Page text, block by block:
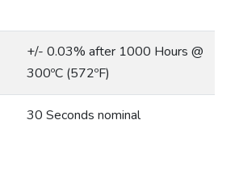
+/- 0.03% after 1000 Hours @
300ºC (572ºF)
30 Seconds nominal